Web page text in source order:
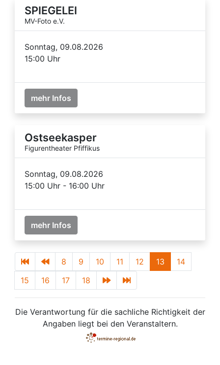
SPIEGELEI
MV-Foto e.V.
Sonntag, 09.08.2026
15:00 Uhr
mehr Infos
Ostseekasper
Figurentheater Pfiffikus
Sonntag, 09.08.2026
15:00 Uhr - 16:00 Uhr
mehr Infos
8 9 10 11 12 13
14
15
16 17 18
Die Verantwortung für die sachliche Richtigkeit der
Angaben liegt bei den Veranstaltern.